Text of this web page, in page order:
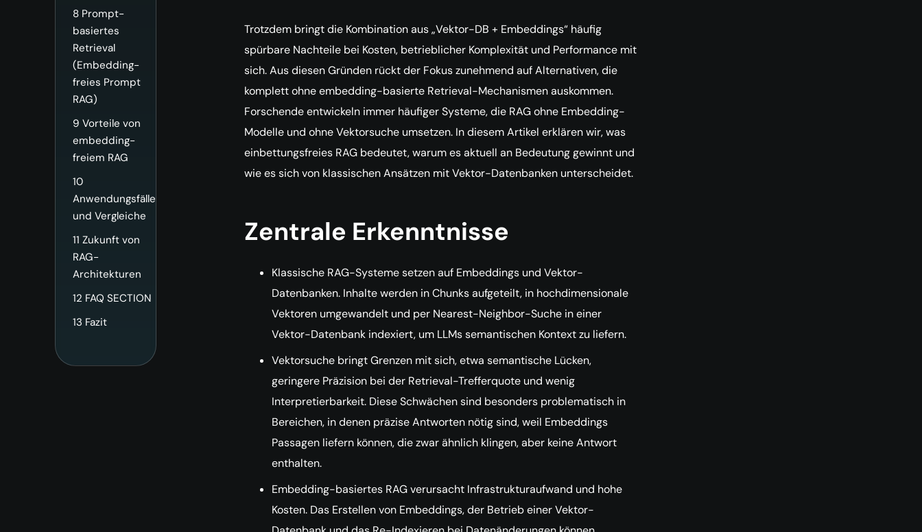
8 Prompt-
basiertes
Retrieval
(Embedding-
freies Prompt
RAG)
9 Vorteile von
embedding-
freiem RAG
10
Anwendungsfälle
und Vergleiche
11 Zukunft von
RAG-
Architekturen
12 FAQ SECTION
13 Fazit
Trotzdem bringt die Kombination aus „Vektor-DB + Embeddings“ häufig
spürbare Nachteile bei Kosten, betrieblicher Komplexität und Performance mit
sich. Aus diesen Gründen rückt der Fokus zunehmend auf Alternativen, die
komplett ohne embedding-basierte Retrieval-Mechanismen auskommen.
Forschende entwickeln immer häufiger Systeme, die RAG ohne Embedding-
Modelle und ohne Vektorsuche umsetzen. In diesem Artikel erklären wir, was
einbettungsfreies RAG bedeutet, warum es aktuell an Bedeutung gewinnt und
wie es sich von klassischen Ansätzen mit Vektor-Datenbanken unterscheidet.
Zentrale Erkenntnisse
Klassische RAG-Systeme setzen auf Embeddings und Vektor-
Datenbanken. Inhalte werden in Chunks aufgeteilt, in hochdimensionale
Vektoren umgewandelt und per Nearest-Neighbor-Suche in einer
Vektor-Datenbank indexiert, um LLMs semantischen Kontext zu liefern.
Vektorsuche bringt Grenzen mit sich, etwa semantische Lücken,
geringere Präzision bei der Retrieval-Trefferquote und wenig
Interpretierbarkeit. Diese Schwächen sind besonders problematisch in
Bereichen, in denen präzise Antworten nötig sind, weil Embeddings
Passagen liefern können, die zwar ähnlich klingen, aber keine Antwort
enthalten.
Embedding-basiertes RAG verursacht Infrastrukturaufwand und hohe
Kosten. Das Erstellen von Embeddings, der Betrieb einer Vektor-